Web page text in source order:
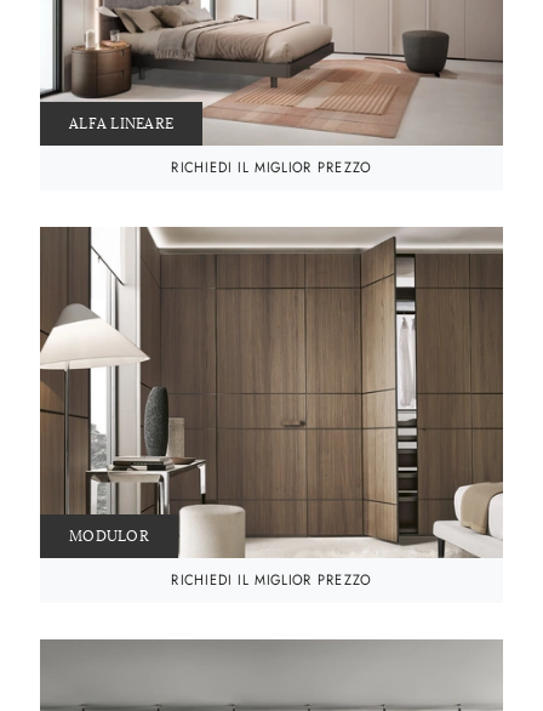
ALFA LINEARE
RICHIEDI IL MIGLIOR PREZZO
MODULOR
RICHIEDI IL MIGLIOR PREZZO